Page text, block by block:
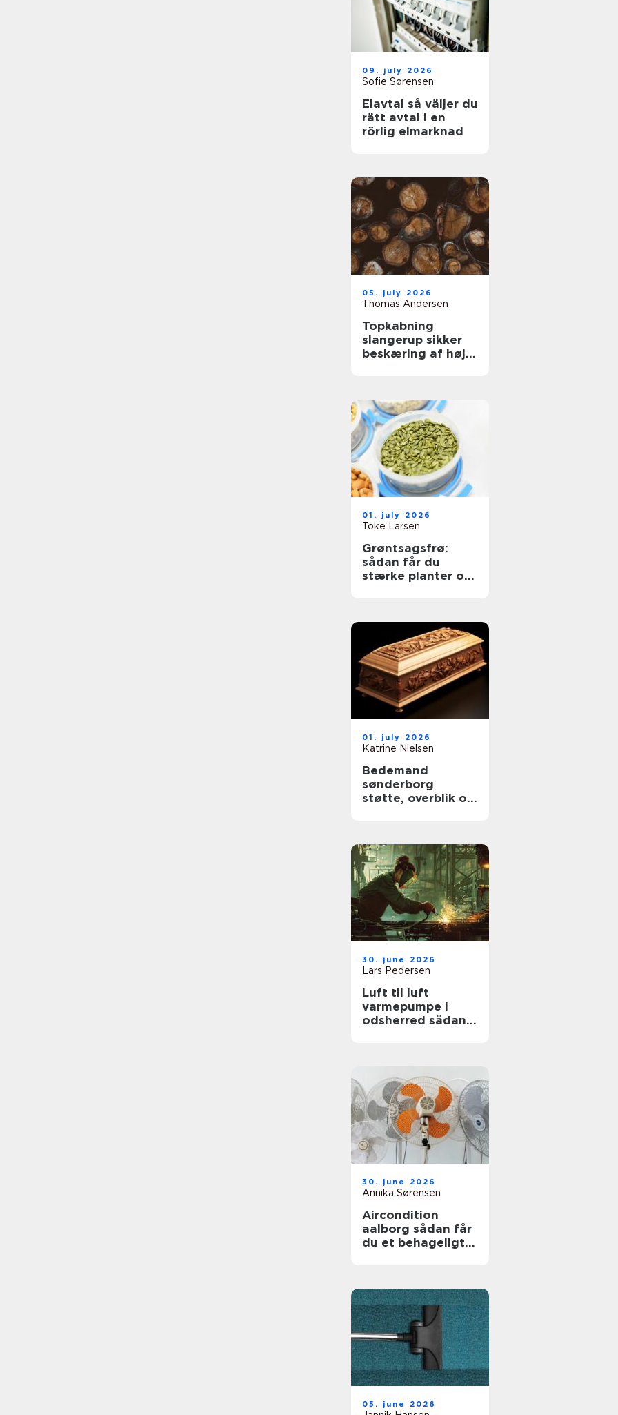
09. july 2026
Sofie Sørensen
Elavtal så väljer du
rätt avtal i en
rörlig elmarknad
05. july 2026
Thomas Andersen
Topkabning
slangerup sikker
beskæring af høje
01. july 2026
Toke Larsen
Grøntsagsfrø:
sådan får du
stærke planter og
01. july 2026
Katrine Nielsen
Bedemand
sønderborg
støtte, overblik og
30. june 2026
Lars Pedersen
Luft til luft
varmepumpe i
odsherred sådan
30. june 2026
Annika Sørensen
Aircondition
aalborg sådan får
du et behageligt
05. june 2026